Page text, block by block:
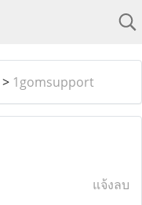
> 1gomsupport
แจ้งลบ